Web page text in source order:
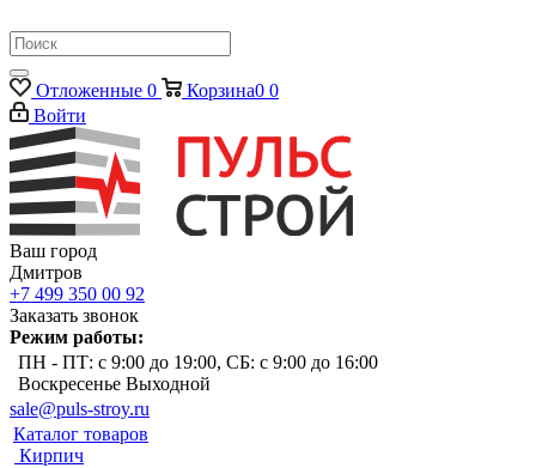
Отложенные 0 Корзина0 0
Войти
Ваш город
Дмитров
+7 499 350 00 92
Заказать звонок
Режим работы:
ПН - ПТ: с 9:00 до 19:00, СБ: с 9:00 до 16:00
Воскресенье Выходной
sale@puls-stroy.ru
Каталог товаров
Кирпич